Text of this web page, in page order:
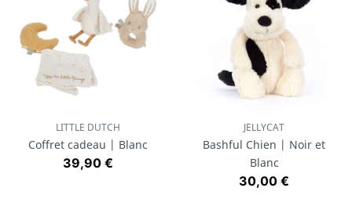
LITTLE DUTCH
Coffret cadeau | Blanc
Prix
39,90 €
JELLYCAT
Bashful Chien | Noir et
Blanc
Prix
30,00 €